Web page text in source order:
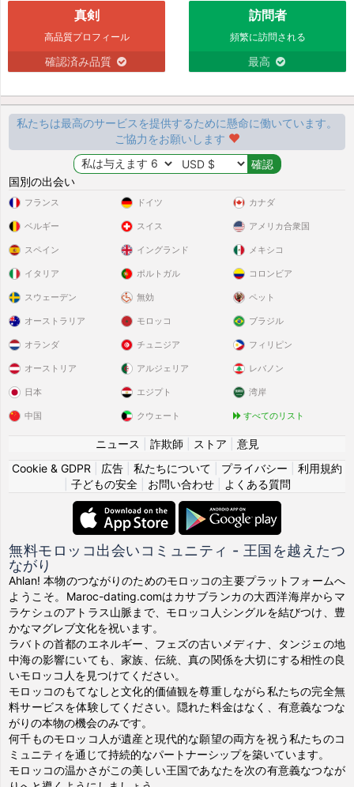
真剣
高品質プロフィール
確認済み品質
訪問者
頻繁に訪問される
最高
私たちは最高のサービスを提供するために懸命に働いています。
ご協力をお願いします
国別の出会い
フランス
ベルギー
スペイン
イタリア
スウェーデン
ドイツ
スイス
イングランド
ポルトガル
無効
カナダ
アメリカ合衆国
メキシコ
コロンビア
ペット
オーストラリア
オランダ
オーストリア
日本
中国
モロッコ
チュニジア
アルジェリア
エジプト
クウェート
ブラジル
フィリピン
レバノン
湾岸
すべてのリスト
ニュース 詐欺師 ストア
意見
Cookie & GDPR
広告 私たちについて プライバシー
利用規約
子どもの安全| お問い合わせ| よくある質問
無料モロッコ出会いコミュニティ - 王国を越えたつ
ながり
Ahlan! 本物のつながりのためのモロッコの主要プラットフォームへ
ようこそ。Maroc-dating.comはカサブランカの大西洋海岸からマ
ラケシュのアトラス山脈まで、モロッコ人シングルを結びつけ、豊
かなマグレブ文化を祝います。
ラバトの首都のエネルギー、フェズの古いメディナ、タンジェの地
中海の影響にいても、家族、伝統、真の関係を大切にする相性の良
いモロッコ人を見つけてください。
モロッコのもてなしと文化的価値観を尊重しながら私たちの完全無
料サービスを体験してください。隠れた料金はなく、有意義なつな
がりの本物の機会のみです。
何千ものモロッコ人が遺産と現代的な願望の両方を祝う私たちのコ
ミュニティを通じて持続的なパートナーシップを築いています。
モロッコの温かさがこの美しい王国であなたを次の有意義なつなが